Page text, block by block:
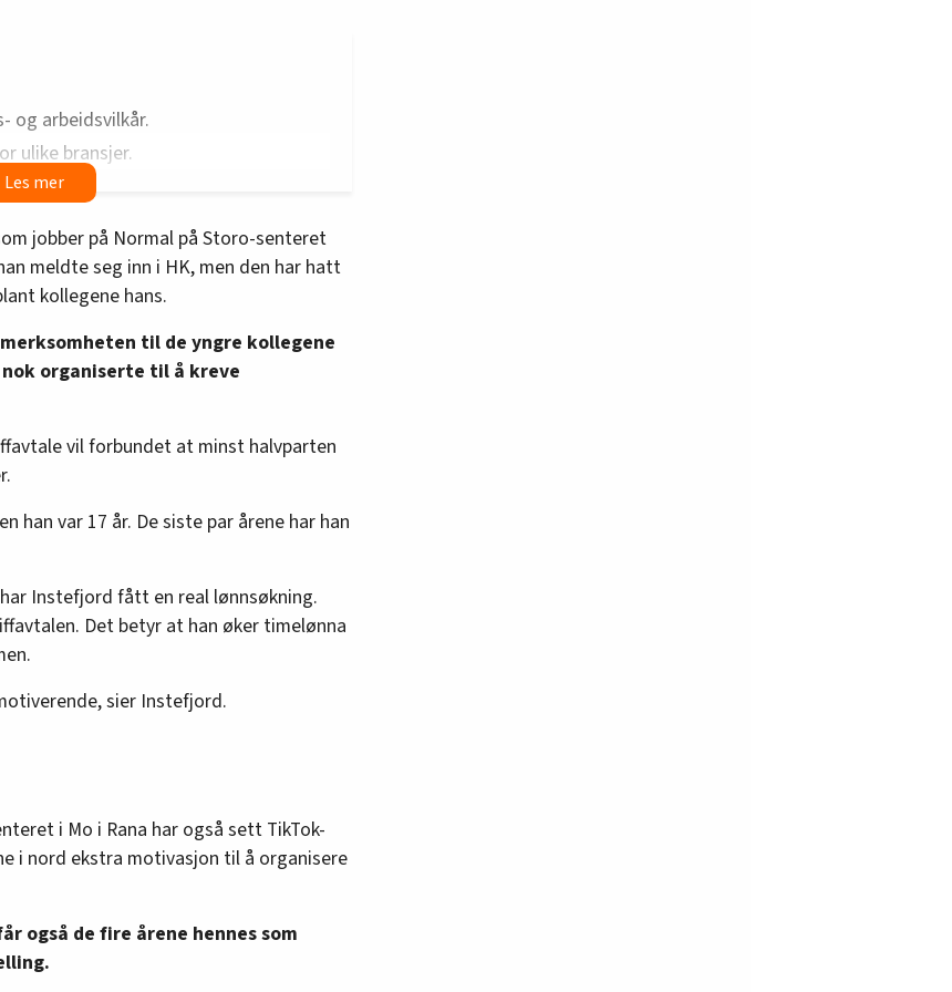
og arbeids­vilkår.
ulike bransjer.
og arbeids­
om den skal gjelde på arbeids­
jobber på Normal på Storo-senteret
meldte seg inn i HK, men den har hatt
kollegene hans.
til de yngre kollegene
organiserte til å kreve
vil forbundet at minst halvparten
han var 17 år. De siste par årene har han
Instefjord fått en real lønnsøkning.
Det betyr at han øker timelønna
sier Instefjord.
i Mo i Rana har også sett TikTok-
i nord ekstra motivasjon til å organisere
også de fire årene hennes som